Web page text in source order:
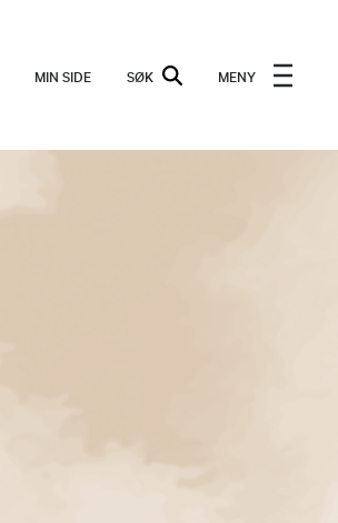
MIN SIDE SØK MENY